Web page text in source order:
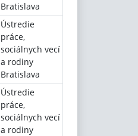
Bratislava
Ústredie
práce,
sociálnych vecí
a rodiny
Bratislava
Ústredie
práce,
sociálnych vecí
a rodiny